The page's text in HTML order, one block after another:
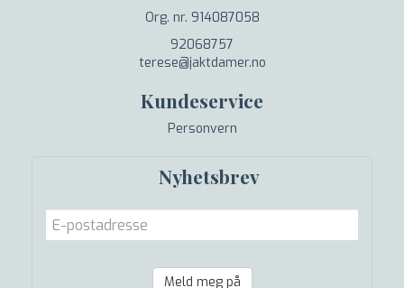
Org. nr. 914087058
92068757
terese@jaktdamer.no
Kundeservice
Personvern
Nyhetsbrev
Meld meg på